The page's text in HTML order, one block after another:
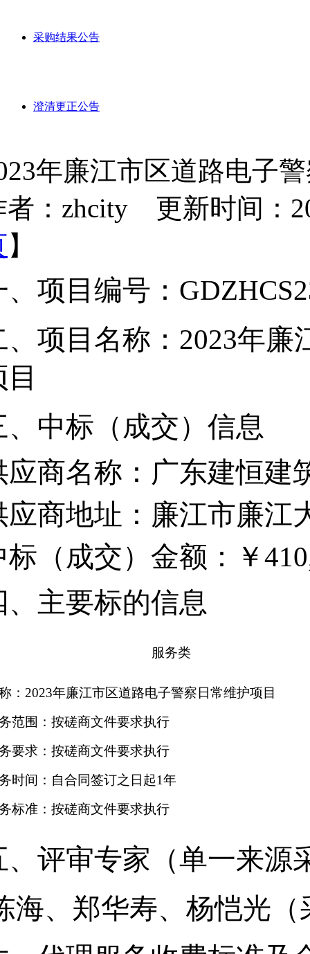
采购结果公告
澄清更正公告
年廉江市区道路电子
者：zhcity 更新时间：
】
、 项目编号：
、 项目名称： 2023年廉
、中标（成交）信息
应商名称：广东建恒建
应商地址：廉江市廉江
标（成交）金额：￥
主要标的信息
服务类
： 2023年廉江市区道路电子警察日常维护项目
范围：按磋商文件要求执行
要求：按磋商文件要求执行
时间：自合同签订之日起1年
标准：按磋商文件要求执行
评审专家（单一来源
海、郑华寿、杨恺光（